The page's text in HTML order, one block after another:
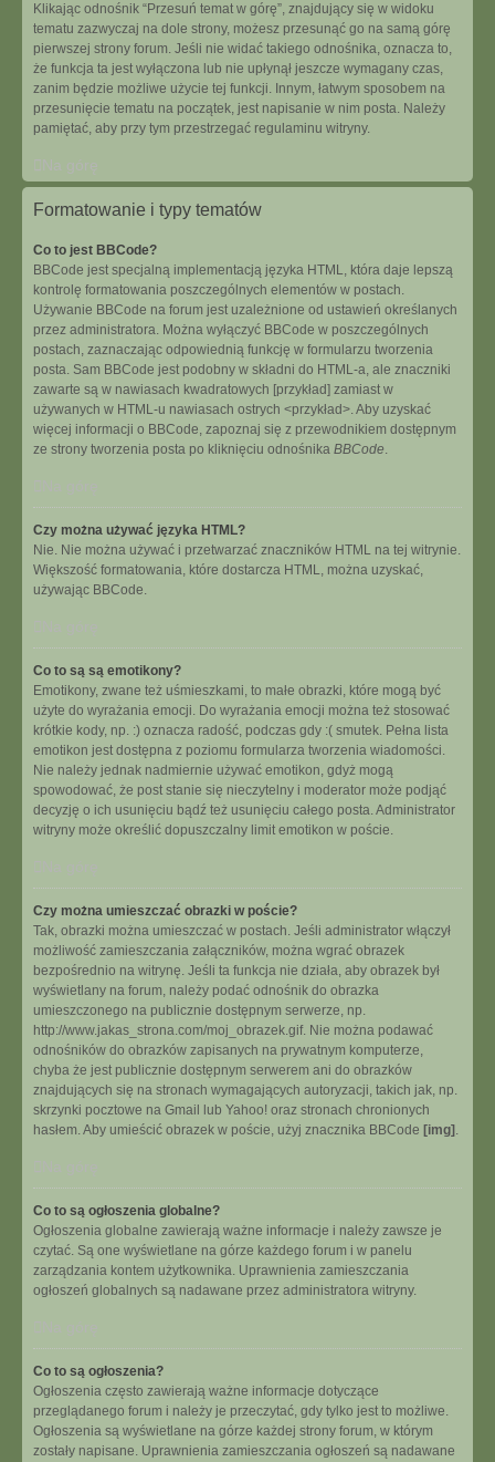
Klikając odnośnik “Przesuń temat w górę”, znajdujący się w widoku
tematu zazwyczaj na dole strony, możesz przesunąć go na samą górę
pierwszej strony forum. Jeśli nie widać takiego odnośnika, oznacza to,
że funkcja ta jest wyłączona lub nie upłynął jeszcze wymagany czas,
zanim będzie możliwe użycie tej funkcji. Innym, łatwym sposobem na
przesunięcie tematu na początek, jest napisanie w nim posta. Należy
pamiętać, aby przy tym przestrzegać regulaminu witryny.
Na górę
Formatowanie i typy tematów
Co to jest BBCode?
BBCode jest specjalną implementacją języka HTML, która daje lepszą
kontrolę formatowania poszczególnych elementów w postach.
Używanie BBCode na forum jest uzależnione od ustawień określanych
przez administratora. Można wyłączyć BBCode w poszczególnych
postach, zaznaczając odpowiednią funkcję w formularzu tworzenia
posta. Sam BBCode jest podobny w składni do HTML-a, ale znaczniki
zawarte są w nawiasach kwadratowych [przykład] zamiast w
używanych w HTML-u nawiasach ostrych <przykład>. Aby uzyskać
więcej informacji o BBCode, zapoznaj się z przewodnikiem dostępnym
ze strony tworzenia posta po kliknięciu odnośnika BBCode.
Czy można używać języka HTML?
Nie. Nie można używać i przetwarzać znaczników HTML na tej witrynie.
Większość formatowania, które dostarcza HTML, można uzyskać,
używając BBCode.
Co to są są emotikony?
Emotikony, zwane też uśmieszkami, to małe obrazki, które mogą być
użyte do wyrażania emocji. Do wyrażania emocji można też stosować
krótkie kody, np. :) oznacza radość, podczas gdy :( smutek. Pełna lista
emotikon jest dostępna z poziomu formularza tworzenia wiadomości.
Nie należy jednak nadmiernie używać emotikon, gdyż mogą
spowodować, że post stanie się nieczytelny i moderator może podjąć
decyzję o ich usunięciu bądź też usunięciu całego posta. Administrator
witryny może określić dopuszczalny limit emotikon w poście.
Czy można umieszczać obrazki w poście?
Tak, obrazki można umieszczać w postach. Jeśli administrator włączył
możliwość zamieszczania załączników, można wgrać obrazek
bezpośrednio na witrynę. Jeśli ta funkcja nie działa, aby obrazek był
wyświetlany na forum, należy podać odnośnik do obrazka
umieszczonego na publicznie dostępnym serwerze, np.
http://www.jakas_strona.com/moj_obrazek.gif. Nie można podawać
odnośników do obrazków zapisanych na prywatnym komputerze,
chyba że jest publicznie dostępnym serwerem ani do obrazków
znajdujących się na stronach wymagających autoryzacji, takich jak, np.
skrzynki pocztowe na Gmail lub Yahoo! oraz stronach chronionych
hasłem. Aby umieścić obrazek w poście, użyj znacznika BBCode [img] .
Co to są ogłoszenia globalne?
Ogłoszenia globalne zawierają ważne informacje i należy zawsze je
czytać. Są one wyświetlane na górze każdego forum i w panelu
zarządzania kontem użytkownika. Uprawnienia zamieszczania
ogłoszeń globalnych są nadawane przez administratora witryny.
Co to są ogłoszenia?
Ogłoszenia często zawierają ważne informacje dotyczące
przeglądanego forum i należy je przeczytać, gdy tylko jest to możliwe.
Ogłoszenia są wyświetlane na górze każdej strony forum, w którym
zostały napisane. Uprawnienia zamieszczania ogłoszeń są nadawane